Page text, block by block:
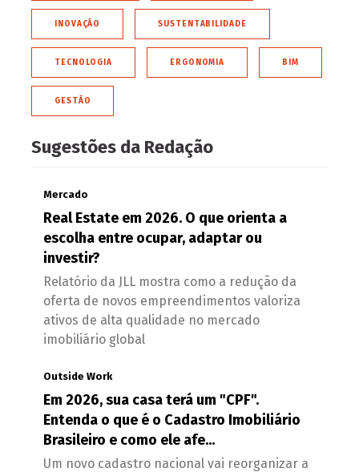
INOVAÇÃO SUSTENTABILIDADE
TECNOLOGIA ERGONOMIA BIM
GESTÃO
Sugestões da Redação
Mercado
Real Estate em 2026. O que orienta a
escolha entre ocupar, adaptar ou
investir?
Relatório da JLL mostra como a redução da
oferta de novos empreendimentos valoriza
ativos de alta qualidade no mercado
imobiliário global
Outside Work
Em 2026, sua casa terá um "CPF".
Entenda o que é o Cadastro Imobiliário
Brasileiro e como ele afe...
Um novo cadastro nacional vai reorganizar a